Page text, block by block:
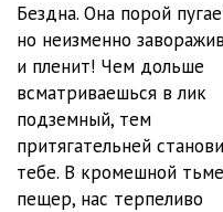
007
008
010
011
Бездна. Она порой
но неизменно
и пленит! Чем дольше
всматриваешься в лик
подземный, тем
притягательней
тебе. В кромешной тьме
пещер, нас терпеливо